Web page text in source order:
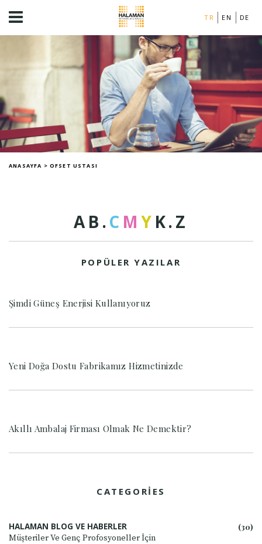
TR EN DE
ANASAYFA > OFSET USTASI
AB .C M Y K.Z
POPÜLER YAZILAR
Şimdi Güneş Enerjisi Kullanıyoruz
Yeni Doğa Dostu Fabrikamız Hizmetinizde
Akıllı Ambalaj Firması Olmak Ne Demektir?
CATEGORIES
HALAMAN BLOG VE HABERLER
Müşteriler Ve Genç Profosyoneller İçin
(30)